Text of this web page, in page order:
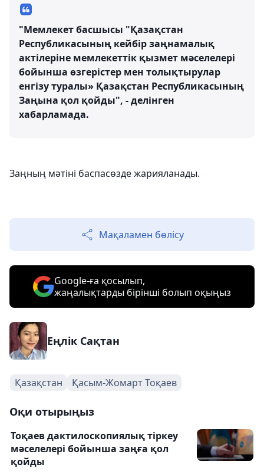
"Мемлекет басшысы "Қазақстан
Республикасының кейбір заңнамалық
актілеріне мемлекеттік қызмет мәселелері
бойынша өзгерістер мен толықтырулар
енгізу туралы» Қазақстан Республикасының
Заңына қол қойды", - делінген
хабарламада.
Заңның мәтіні баспасөзде жарияланады.
Мақаламен бөлісу
Google-ға қосылып,
жаңалықтарды бірінші болып оқыңыз
Еңлік Сақтан
Қазақстан Қасым-Жомарт Тоқаев
Оқи отырыңыз
Тоқаев дактилоскопиялық тіркеу
мәселелері бойынша заңға қол
қойды